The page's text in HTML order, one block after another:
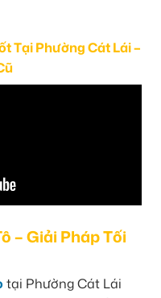
Tại Phường Cát Lái –
– Giải Pháp Tối
tại Phường Cát Lái